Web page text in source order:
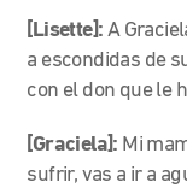
[Lisette]: A
a escondidas de
con el don que le
[Graciela]: Mi
sufrir, vas a ir a